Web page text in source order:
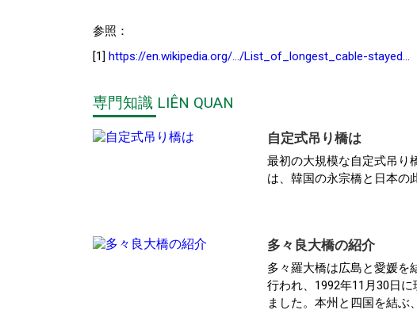
参照：
[1] https://en.wikipedia.org/…/List_of_longest_cable-stayed…
専門知識 LIÊN QUAN
自定式吊り橋は
最初の大規模な自定式吊り
は、韓国の永宗橋と日本の
多々良大橋の紹介
多々羅大橋は広島と愛媛を
行われ、1992年11月30日
ました。本州と四国を結ぶ